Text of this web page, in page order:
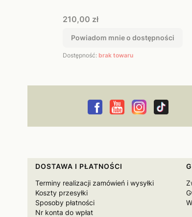
Cena
210,00 zł
Powiadom mnie o dostępności
Dostępność: brak towaru
Linki w stopce
DOSTAWA I PŁATNOŚCI
Terminy realizacji zamówień i wysyłki
Koszty przesyłki
Sposoby płatności
Nr konta do wpłat